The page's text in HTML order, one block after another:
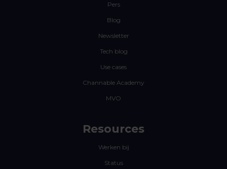
Pers
Blog
Newsletter
Tech blog
Use cases
Channable Academy
MVO
Resources
Werken bij
Status